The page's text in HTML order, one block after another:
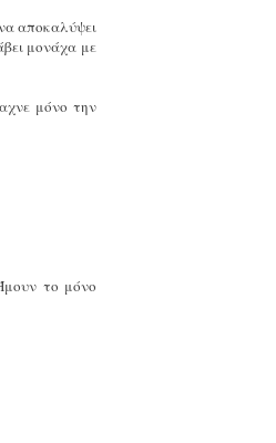
αποκαλύψει
μονάχα με
μόνο την
το μόνο